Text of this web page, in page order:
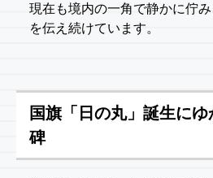
現在も境内の一角で静かに佇
を伝え続けています。
国旗「日の丸」誕生に
碑